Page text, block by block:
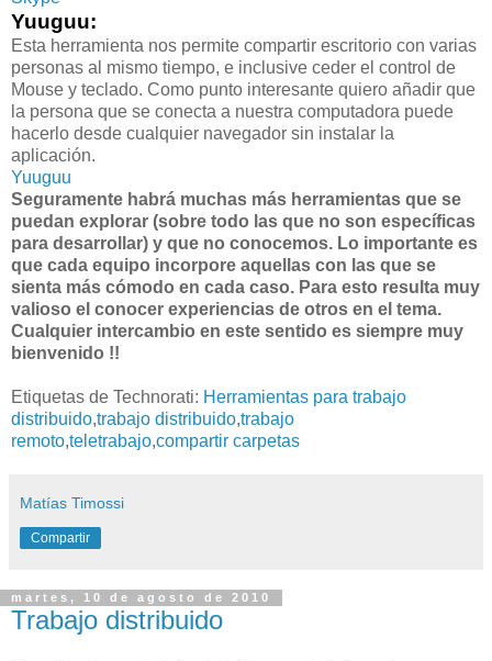
Yuuguu:
Esta herramienta nos permite compartir escritorio con varias
personas al mismo tiempo, e inclusive ceder el control de
Mouse y teclado. Como punto interesante quiero añadir que
la persona que se conecta a nuestra computadora puede
hacerlo desde cualquier navegador sin instalar la
aplicación.
Yuuguu
Seguramente habrá muchas más herramientas que se
puedan explorar (sobre todo las que no son específicas
para desarrollar) y que no conocemos. Lo importante es
que cada equipo incorpore aquellas con las que se
sienta más cómodo en cada caso. Para esto resulta muy
valioso el conocer experiencias de otros en el tema.
Cualquier intercambio en este sentido es siempre muy
bienvenido !!
Etiquetas de Technorati: Herramientas para trabajo
distribuido,trabajo distribuido,trabajo
remoto,teletrabajo,compartir carpetas
Matías Timossi
Compartir
martes, 10 de agosto de 2010
Trabajo distribuido